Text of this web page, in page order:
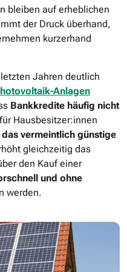
bleiben auf erheblichen
der Druck überhand,
kurzerhand
Jahren deutlich
Anlagen
Bankkredite häufig nicht
Hausbesitzer:innen
vermeintlich günstige
gleichzeitig das
den Kauf einer
und ohne
werden.